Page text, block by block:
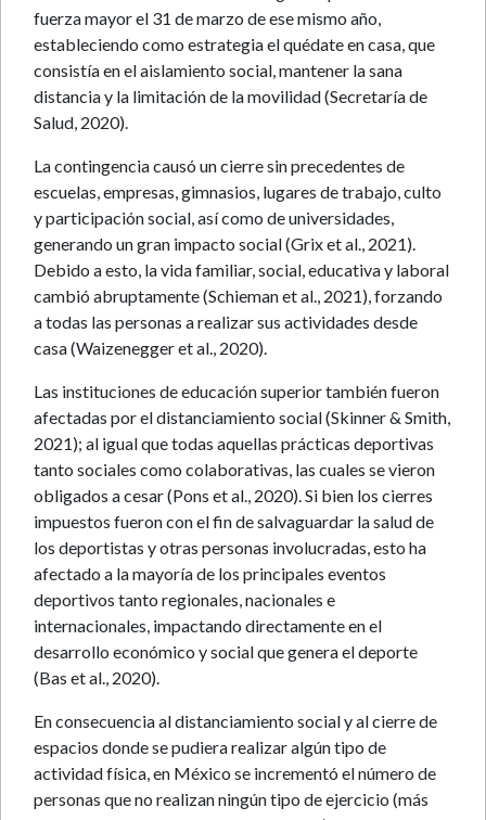
fuerza mayor el 31 de marzo de ese mismo año,
estableciendo como estrategia el quédate en casa, que
consistía en el aislamiento social, mantener la sana
distancia y la limitación de la movilidad (Secretaría de
Salud, 2020).
La contingencia causó un cierre sin precedentes de
escuelas, empresas, gimnasios, lugares de trabajo, culto
y participación social, así como de universidades,
generando un gran impacto social (Grix et al., 2021).
Debido a esto, la vida familiar, social, educativa y laboral
cambió abruptamente (Schieman et al., 2021), forzando
a todas las personas a realizar sus actividades desde
casa (Waizenegger et al., 2020).
Las instituciones de educación superior también fueron
afectadas por el distanciamiento social (Skinner & Smith,
2021); al igual que todas aquellas prácticas deportivas
tanto sociales como colaborativas, las cuales se vieron
obligados a cesar (Pons et al., 2020). Si bien los cierres
impuestos fueron con el fin de salvaguardar la salud de
los deportistas y otras personas involucradas, esto ha
afectado a la mayoría de los principales eventos
deportivos tanto regionales, nacionales e
internacionales, impactando directamente en el
desarrollo económico y social que genera el deporte
(Bas et al., 2020).
En consecuencia al distanciamiento social y al cierre de
espacios donde se pudiera realizar algún tipo de
actividad física, en México se incrementó el número de
personas que no realizan ningún tipo de ejercicio (más